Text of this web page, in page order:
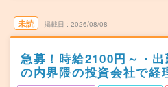
未読 掲載日 2026/08/08
急募！時給2100円～・
の内界隈の投資会社で経